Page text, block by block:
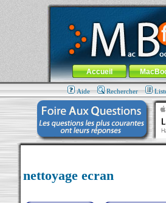
MacBook-fr.com : 100% Apple... 100%
Aller au contenu-Aller au menu
Menu général
Accueil
Aide Rechercher
nettoyage ecran